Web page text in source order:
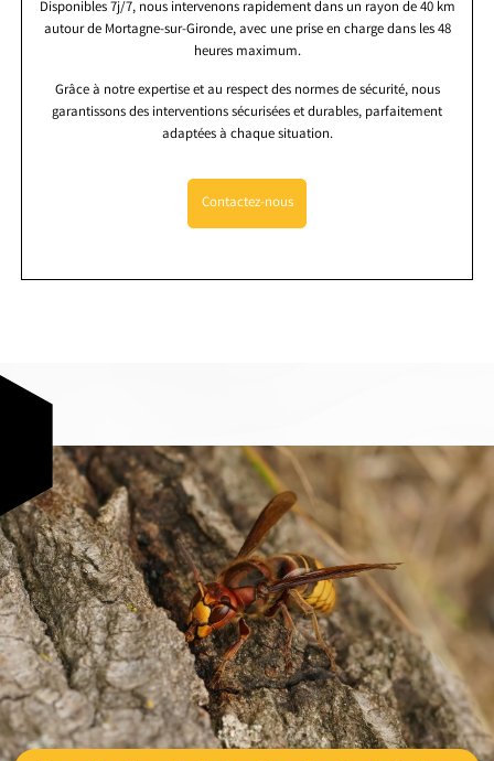
Disponibles 7j/7, nous intervenons rapidement dans un rayon de 40 km
autour de Mortagne-sur-Gironde, avec une prise en charge dans les 48
heures maximum.
Grâce à notre expertise et au respect des normes de sécurité, nous
garantissons des interventions sécurisées et durables, parfaitement
adaptées à chaque situation.
Contactez-nous